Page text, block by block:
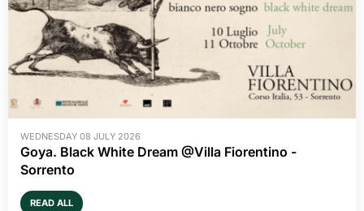
WEDNESDAY 08 JULY 2026
Goya. Black White Dream @Villa Fiorentino -
Sorrento
READ ALL